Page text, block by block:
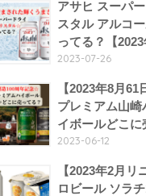
アサヒ スーパ
スタル アルコ
ってる？【2023
2023-07-26
【2023年8月
プレミアム山
イボールどこに
2023-06-12
【2023年2月
ロビール ソラ